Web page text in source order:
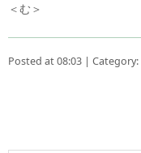
＜む＞
Posted at 08:03 | Category: